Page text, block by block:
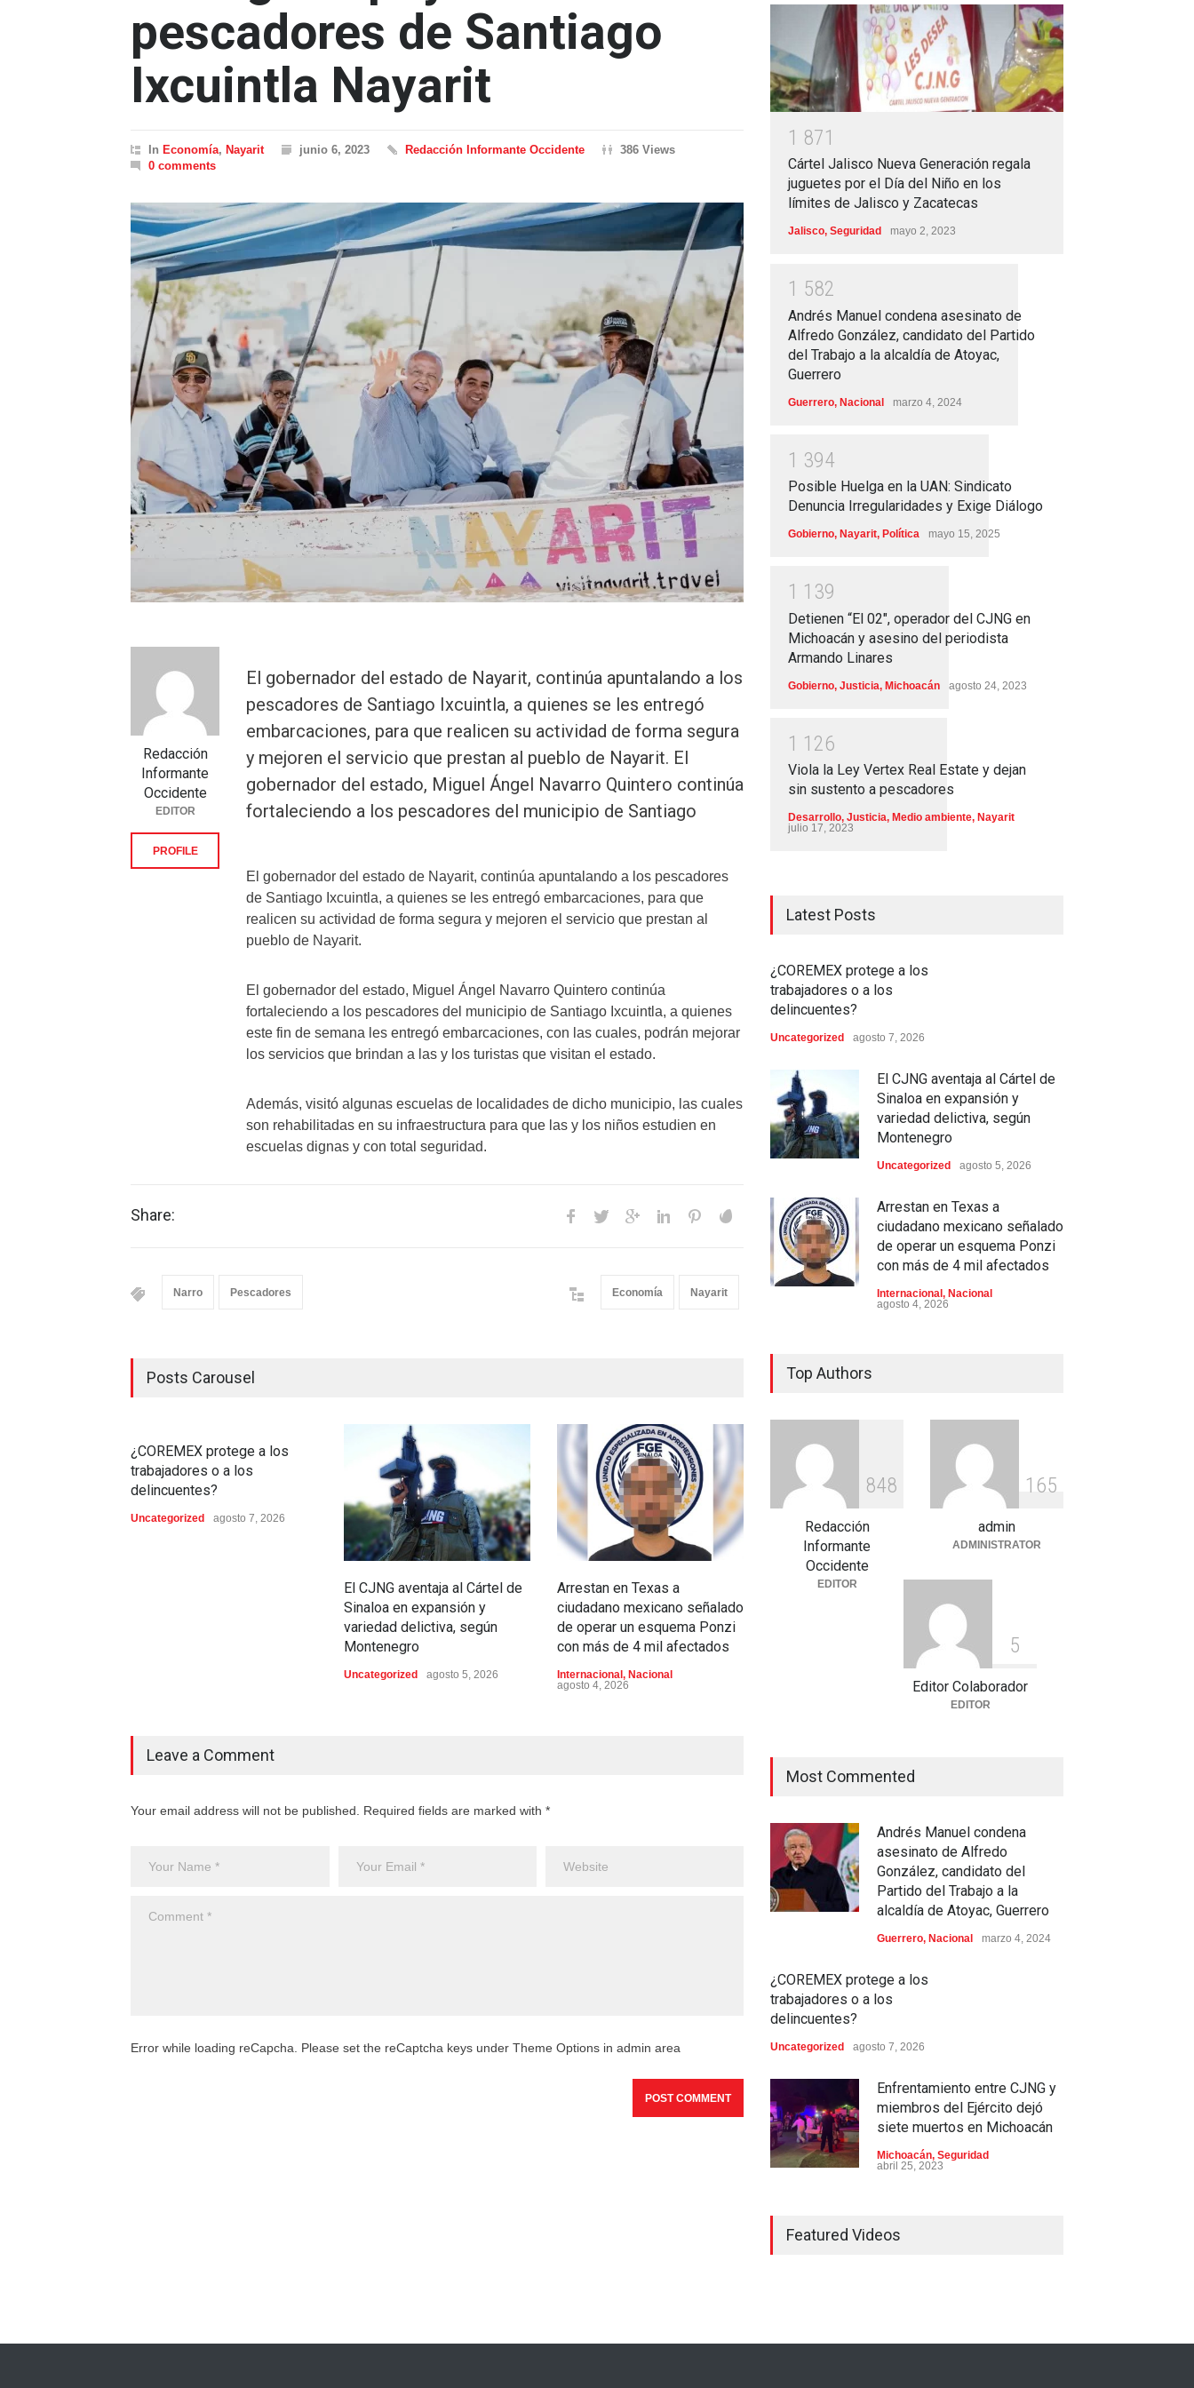
pescadores de Santiago
Ixcuintla Nayarit
In Economía, Nayarit junio 6, 2023 Redacción Informante Occidente
386 Views
0 comments
El gobernador del estado de Nayarit, continúa apuntalando a los
pescadores de Santiago Ixcuintla, a quienes se les entregó
embarcaciones, para que realicen su actividad de forma segura
y mejoren el servicio que prestan al pueblo de Nayarit. El
gobernador del estado, Miguel Ángel Navarro Quintero continúa
fortaleciendo a los pescadores del municipio de Santiago
El gobernador del estado de Nayarit, continúa apuntalando a los pescadores
de Santiago Ixcuintla, a quienes se les entregó embarcaciones, para que
realicen su actividad de forma segura y mejoren el servicio que prestan al
pueblo de Nayarit.
El gobernador del estado, Miguel Ángel Navarro Quintero continúa
fortaleciendo a los pescadores del municipio de Santiago Ixcuintla, a quienes
este fin de semana les entregó embarcaciones, con las cuales, podrán mejorar
los servicios que brindan a las y los turistas que visitan el estado.
Además, visitó algunas escuelas de localidades de dicho municipio, las cuales
son rehabilitadas en su infraestructura para que las y los niños estudien en
escuelas dignas y con total seguridad.
Redacción
Informante
Occidente
EDITOR
PROFILE
Share:
Narro Pescadores Economía Nayarit
Posts Carousel
¿COREMEX protege a los
trabajadores o a los
delincuentes?
Uncategorized agosto 7, 2026
El CJNG aventaja al Cártel de
Sinaloa en expansión y
variedad delictiva, según
Montenegro
Uncategorized agosto 5, 2026
Arrestan en Texas a
ciudadano mexicano señalado
de operar un esquema Ponzi
con más de 4 mil afectados
Internacional , Nacional
agosto 4, 2026
Aspirantes a la UNAM se
rechazo al nuevo examen de
admisión: ¿Cuál será el lugar
y horario de la protesta?
Nacional
Domingo 2026
Leave a Comment
Your email address will not be published. Required fields are marked with *
Error while loading reCapcha. Please set the reCaptcha keys under Theme Options in admin area
1 871
Cártel Jalisco Nueva Generación regala
juguetes por el Día del Niño en los
límites de Jalisco y Zacatecas
Jalisco, Seguridad mayo 2, 2023
1 582
Andrés Manuel condena asesinato de
Alfredo González, candidato del Partido
del Trabajo a la alcaldía de Atoyac,
Guerrero
Guerrero, Nacional marzo 4, 2024
1 394
Posible Huelga en la UAN: Sindicato
Denuncia Irregularidades y Exige Diálogo
Gobierno, Nayarit, Política mayo 15, 2025
1 1 39
Detienen “El 02″, operador del CJNG en
Michoacán y asesino del periodista
Armando Linares
Gobierno, Justicia, Michoacán agosto 24, 2023
1 1 26
Viola la Ley Vertex Real Estate y dejan
sin sustento a pescadores
Desarrollo, Justicia, Medio ambiente, Nayarit
julio 17, 2023
Latest Posts
¿COREMEX protege a los
trabajadores o a los
delincuentes?
Uncategorized agosto 7, 2026
El CJNG aventaja al Cártel de
Sinaloa en expansión y
variedad delictiva, según
Montenegro
Uncategorized agosto 5, 2026
Arrestan en Texas a
ciudadano mexicano señalado
de operar un esquema Ponzi
con más de 4 mil afectados
Internacional , Nacional
agosto 4, 2026
y horario de la protesta?
Justicia
Nacional
Celia Pulido logra un hito
histórico con 11 preseas y
tres marcas récord en Santo
Top Authors
848
Redacción
Informante
Occidente
EDITOR
1 65
admin
ADMINISTRATOR
5
Editor Colaborador
EDITOR
Most Commented
Andrés Manuel condena
asesinato de Alfredo
González, candidato del
Partido del Trabajo a la
alcaldía de Atoyac, Guerrero
Guerrero, Nacional marzo 4, 2024
¿COREMEX protege a los
trabajadores o a los
delincuentes?
Uncategorized agosto 7, 2026
Enfrentamiento entre CJNG y
miembros del Ejército dejó
siete muertos en Michoacán
Michoacán, Seguridad
abril 25, 2023
Tercero, experto en búsqueda
Featured Videos